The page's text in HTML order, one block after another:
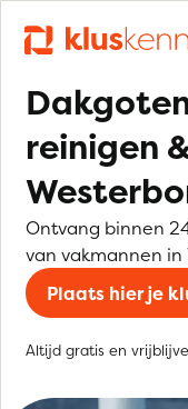
reinigen
Ontvang binnen
van vakmannen in
Plaats hier je
Altijd gratis en